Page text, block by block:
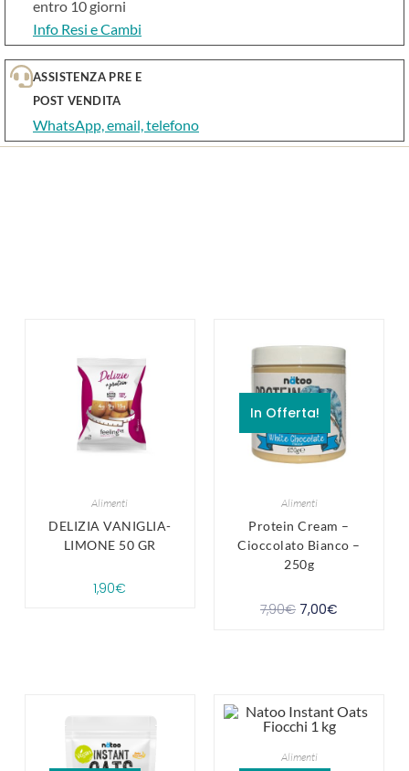
entro 10 giorni
Info Resi e Cambi
ASSISTENZA PRE E
POST VENDITA
WhatsApp, email, telefono
Alimenti
DELIZIA VANIGLIA-
LIMONE 50 GR
1,90€
In Offerta!
Alimenti
Protein Cream –
Cioccolato Bianco –
250g
7,90€ 7,00€
Alimenti